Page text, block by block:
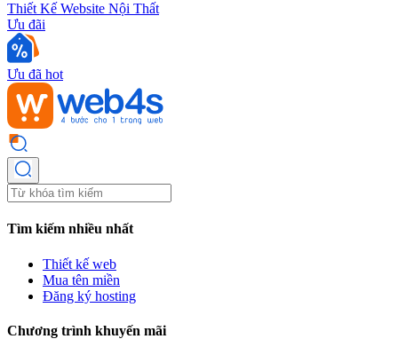
Thiết Kế Website Nội Thất
Ưu đãi
Ưu đã hot
Tìm kiếm nhiều nhất
Thiết kế web
Mua tên miền
Đăng ký hosting
Chương trình khuyến mãi